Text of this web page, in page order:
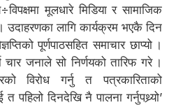
मूलधारे मिडिया र सामाजिक
उदाहरणका लागि कार्यक्रम भएकै दिन
पूर्णपाठसहित समाचार छाप्यो ।
चार जनाले सो निर्णयको तारिफ गरे ।
विरोध गर्नु त पत्रकारिताको
पहिलो दिनदेखि नै पालना गर्नुपथ्र्यो’